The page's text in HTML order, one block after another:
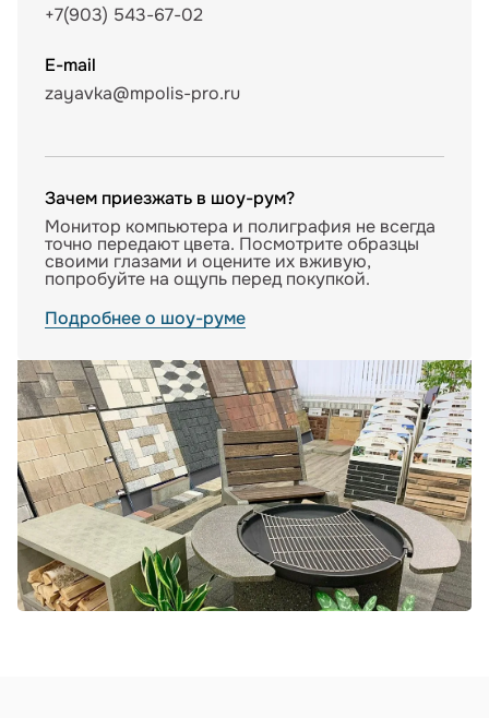
+7(903) 543-67-02
E-mail
zayavka@mpolis-pro.ru
Зачем приезжать в шоу-рум?
Монитор компьютера и полиграфия не всегда
точно передают цвета. Посмотрите образцы
своими глазами и оцените их вживую,
попробуйте на ощупь перед покупкой.
Подробнее о шоу-руме